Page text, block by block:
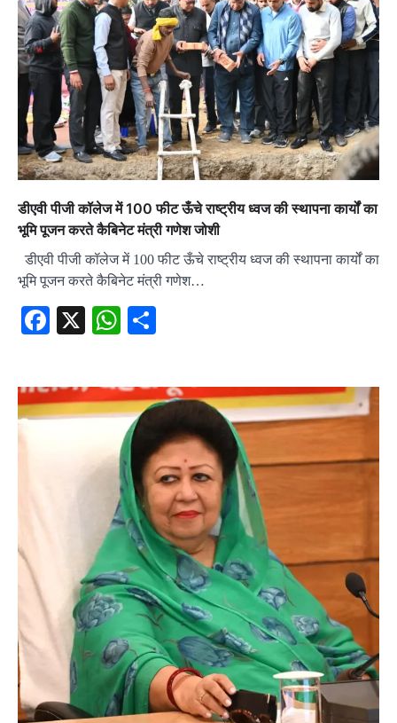
डीएवी पीजी कॉलेज में 100 फीट ऊँचे राष्ट्रीय ध्वज की स्थापना कार्यों का
भूमि पूजन करते कैबिनेट मंत्री गणेश जोशी
डीएवी पीजी कॉलेज में 100 फीट ऊँचे राष्ट्रीय ध्वज की स्थापना कार्यों का
भूमि पूजन करते कैबिनेट मंत्री गणेश…
Facebook
X WhatsApp